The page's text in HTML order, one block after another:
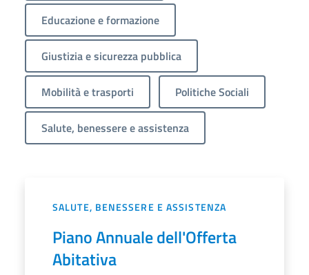
Educazione e formazione
Giustizia e sicurezza pubblica
Mobilità e trasporti Politiche Sociali
Salute, benessere e assistenza
SALUTE, BENESSERE E ASSISTENZA
Piano Annuale dell'Offerta
Abitativa